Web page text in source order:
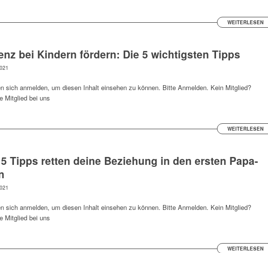
WEITERLESEN
bei Kindern fördern: Die 5 wichtigsten Tipps
sich anmelden, um diesen Inhalt einsehen zu können. Bitte Anmelden. Kein Mitglied?
Mitglied bei uns
WEITERLESEN
Tipps retten deine Beziehung in den ersten Papa-
sich anmelden, um diesen Inhalt einsehen zu können. Bitte Anmelden. Kein Mitglied?
Mitglied bei uns
WEITERLESEN